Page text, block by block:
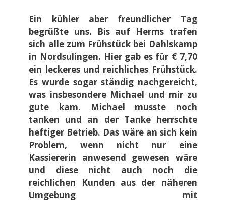
Ein kühler aber freundlicher Tag
begrüßte uns. Bis auf Herms trafen
sich alle zum Frühstück bei Dahlskamp
in Nordsulingen. Hier gab es für € 7,70
ein leckeres und reichliches Frühstück.
Es wurde sogar ständig nachgereicht,
was insbesondere Michael und mir zu
gute kam. Michael musste noch
tanken und an der Tanke herrschte
heftiger Betrieb. Das wäre an sich kein
Problem, wenn nicht nur eine
Kassiererin anwesend gewesen wäre
und diese nicht auch noch die
reichlichen Kunden aus der näheren
Umgebung mit